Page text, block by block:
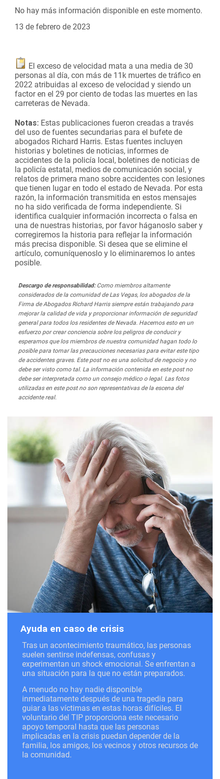
No hay más información disponible en este momento.
13 de febrero de 2023
El exceso de velocidad mata a una media de 30
personas al día, con más de 11k muertes de tráfico en
2022 atribuidas al exceso de velocidad y siendo un
factor en el 29 por ciento de todas las muertes en las
carreteras de Nevada.
Notas: Estas publicaciones fueron creadas a través
del uso de fuentes secundarias para el bufete de
abogados Richard Harris. Estas fuentes incluyen
historias y boletines de noticias, informes de
accidentes de la policía local, boletines de noticias de
la policía estatal, medios de comunicación social, y
relatos de primera mano sobre accidentes con lesiones
que tienen lugar en todo el estado de Nevada. Por esta
razón, la información transmitida en estos mensajes
no ha sido verificada de forma independiente. Si
identifica cualquier información incorrecta o falsa en
una de nuestras historias, por favor háganoslo saber y
corregiremos la historia para reflejar la información
más precisa disponible. Si desea que se elimine el
artículo, comuníquenoslo y lo eliminaremos lo antes
posible.
Descargo de responsabilidad:Como miembros altamente
considerados de la comunidad de Las Vegas, los abogados de la
Firma de Abogados Richard Harris siempre están trabajando para
mejorar la calidad de vida y proporcionar información de seguridad
general para todos los residentes de Nevada. Hacemos esto en un
esfuerzo por crear conciencia sobre los peligros de conducir y
esperamos que los miembros de nuestra comunidad hagan todo lo
posible para tomar las precauciones necesarias para evitar este tipo
de accidentes graves. Este post no es una solicitud de negocio y no
debe ser visto como tal. La información contenida en este post no
debe ser interpretada como un consejo médico o legal. Las fotos
utilizadas en este post no son representativas de la escena del
accidente real.
Ayuda en caso de crisis
Tras un acontecimiento traumático, las personas
suelen sentirse indefensas, confusas y
experimentan un shock emocional. Se enfrentan a
una situación para la que no están preparados.
A menudo no hay nadie disponible
inmediatamente después de una tragedia para
guiar a las víctimas en estas horas difíciles. El
voluntario del TIP proporciona este necesario
apoyo temporal hasta que las personas
implicadas en la crisis puedan depender de la
familia, los amigos, los vecinos y otros recursos de
la comunidad.